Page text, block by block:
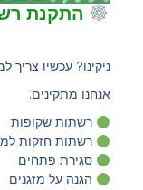
התקנת
ניקינו? עכשיו צריך
אנחנו מתקינים:
רשתות שקופות
רשתות חזקות
סגירת פתחים
הגנה על מזגנים